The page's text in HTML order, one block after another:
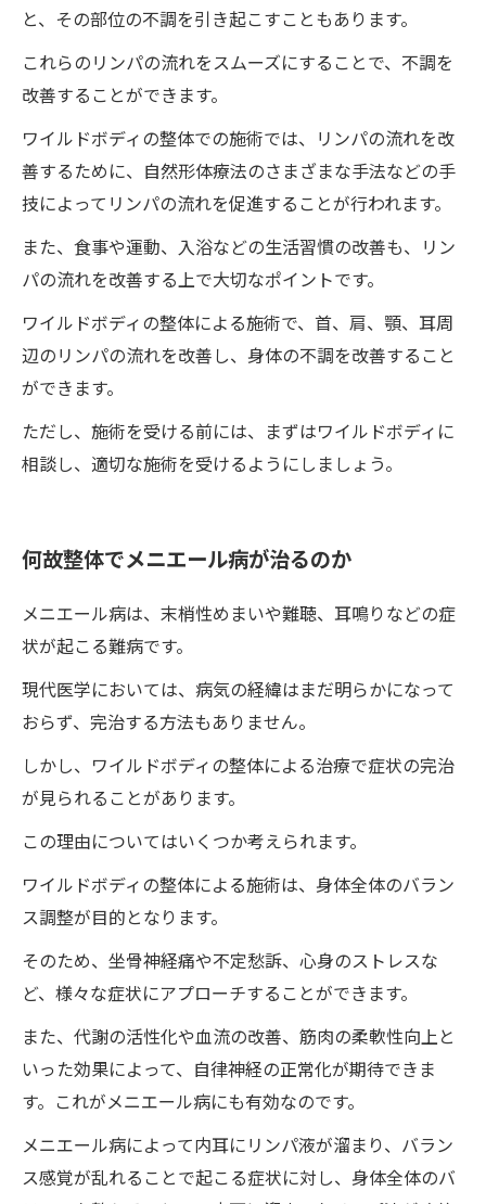
と、その部位の不調を引き起こすこともあります。
これらのリンパの流れをスムーズにすることで、不調を
改善することができます。
ワイルドボディの整体での施術では、リンパの流れを改
善するために、自然形体療法のさまざまな手法などの手
技によってリンパの流れを促進することが行われます。
また、食事や運動、入浴などの生活習慣の改善も、リン
パの流れを改善する上で大切なポイントです。
ワイルドボディの整体による施術で、首、肩、顎、耳周
辺のリンパの流れを改善し、身体の不調を改善すること
ができます。
ただし、施術を受ける前には、まずはワイルドボディに
相談し、適切な施術を受けるようにしましょう。
何故整体でメニエール病が治るのか
メニエール病は、末梢性めまいや難聴、耳鳴りなどの症
状が起こる難病です。
現代医学においては、病気の経緯はまだ明らかになって
おらず、完治する方法もありません。
しかし、ワイルドボディの整体による治療で症状の完治
が見られることがあります。
この理由についてはいくつか考えられます。
ワイルドボディの整体による施術は、身体全体のバラン
ス調整が目的となります。
そのため、坐骨神経痛や不定愁訴、心身のストレスな
ど、様々な症状にアプローチすることができます。
また、代謝の活性化や血流の改善、筋肉の柔軟性向上と
いった効果によって、自律神経の正常化が期待できま
す。これがメニエール病にも有効なのです。
メニエール病によって内耳にリンパ液が溜まり、バラン
ス感覚が乱れることで起こる症状に対し、身体全体のバ